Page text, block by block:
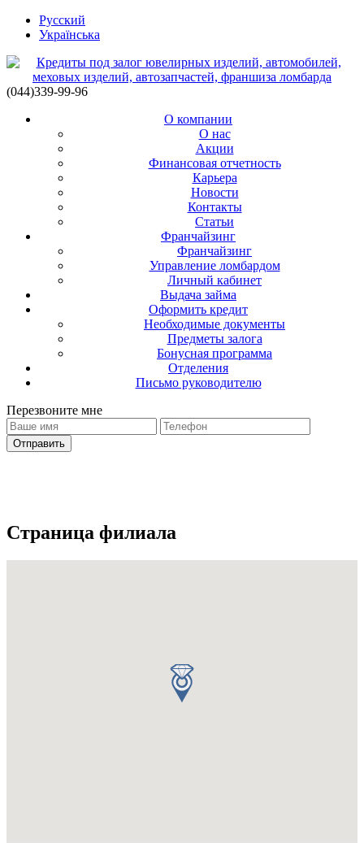
Русский
Українська
(044)339-99-96
О компании
О нас
Акции
Финансовая отчетность
Карьера
Новости
Контакты
Статьи
Франчайзинг
Франчайзинг
Управление ломбардом
Личный кабинет
Выдача займа
Оформить кредит
Необходимые документы
Предметы залога
Бонусная программа
Отделения
Письмо руководителю
Перезвоните мне
Страница филиала